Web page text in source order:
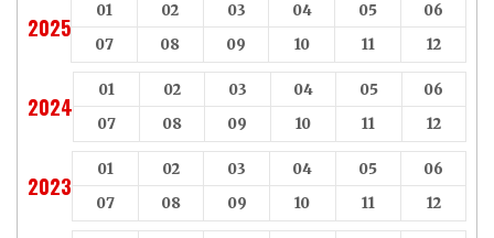
2025
01 02 03 04 05
06
07
08 09 10 11 12
2024
01 02 03 04 05
06
07
08 09 10 11 12
2023
01 02 03 04 05
06
07
08 09 10 11 12